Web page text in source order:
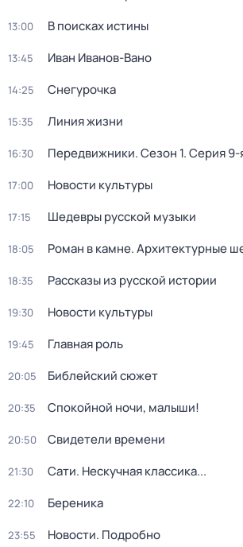
13:00 В поисках истины
13:45 Иван Иванов-Вано
14:25 Снегурочка
15:35 Линия жизни
16:30 Передвижники. Сезон 1. Серия 9-
17:00 Новости культуры
17:15 Шедевры русской музыки
18:05 Роман в камне. Архитектурные
18:35 Рассказы из русской истории
19:30 Новости культуры
19:45 Главная роль
20:05 Библейский сюжет
20:35 Спокойной ночи, малыши!
20:50 Свидетели времени
21:30 Сати. Нескучная классика...
22:10 Береника
23:55 Новости. Подробно